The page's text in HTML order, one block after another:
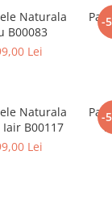
Naturala
B00083
Lei
-
Naturala
B00117
Lei
-